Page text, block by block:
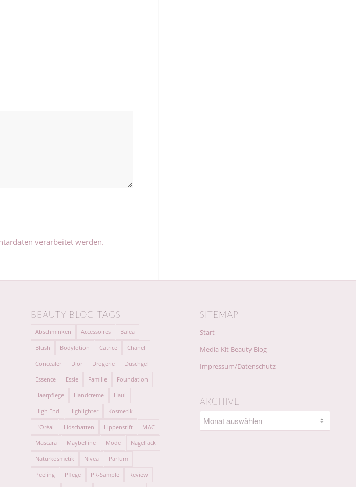
verarbeitet werden.
BEAUTY BLOG TAGS
Abschminken Accessoires Balea
Blush Bodylotion Catrice Chanel
Concealer Dior Drogerie Duschgel
Essence Essie Familie Foundation
Haarpflege Handcreme Haul
High End Highlighter Kosmetik
L'Oréal Lidschatten Lippenstift MAC
Mascara Maybelline Mode Nagellack
Naturkosmetik Nivea Parfum
Peeling Pflege PR-Sample Review
SITEMAP
Start
Media-Kit Beauty Blog
Impressum/Datenschutz
ARCHIVE